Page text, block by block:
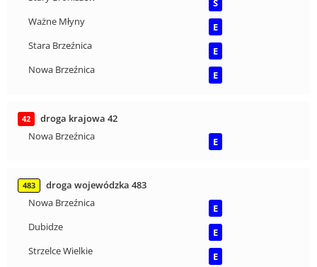
Ważne Młyny
E
Stara Brzeźnica
E
Nowa Brzeźnica
E
42
droga krajowa 42
Nowa Brzeźnica
E
483
droga wojewódzka 483
Nowa Brzeźnica
E
Dubidze
E
Strzelce Wielkie
E